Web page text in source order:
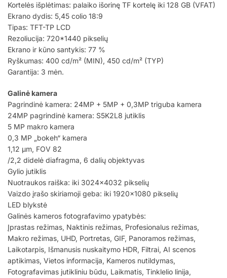
Kortelės išplėtimas: palaiko išorinę TF kortelę iki 128 GB (VFAT)
Ekrano dydis: 5,45 colio 18:9
Tipas: TFT-TP LCD
Rezoliucija: 720*1440 pikselių
Ekrano ir kūno santykis: 77 %
Ryškumas: 400 cd/m² (MIN), 450 cd/m² (TYP)
Garantija: 3 mėn.
Galinė kamera
Pagrindinė kamera: 24MP + 5MP + 0,3MP triguba kamera
24MP pagrindinė kamera: S5K2L8 jutiklis
5 MP makro kamera
0,3 MP „bokeh“ kamera
1,12 μm, FOV 82
/2,2 didelė diafragma, 6 dalių objektyvas
Gylio jutiklis
Nuotraukos raiška: iki 3024×4032 pikselių
Vaizdo įrašo skiriamoji geba: iki 1920×1080 pikselių
LED blykstė
Galinės kameros fotografavimo ypatybės:
Įprastas režimas, Naktinis režimas, Profesionalus režimas,
Makro režimas, UHD, Portretas, GIF, Panoramos režimas,
Laikotarpis, Išmanusis nuskaitymo HDR, Filtrai, AI scenos
aptikimas, Vietos informacija, Kameros nutildymas,
Fotografavimas jutikliniu būdu, Laikmatis, Tinklelio linija,